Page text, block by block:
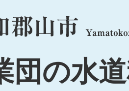
menu
団の水